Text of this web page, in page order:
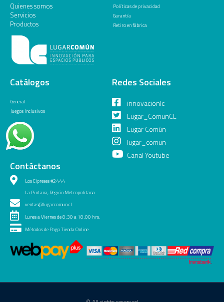
Quienes somos
Servicios
Productos
Políticas de privacidad
Garantía
Retiro en fábrica
Catálogos
General
Juegos Inclusivos
Redes Sociales
innovacionlc
Lugar_ComunCL
Lugar Común
lugar_comun
Canal Youtube
Contáctanos
Los Cipreses #2444
La Pintana, Región Metropolitana
ventas@lugarcomun.cl
Lunes a Viernes de 8:30 a 18:00 hrs.
Métodos de Pago Tienda Online